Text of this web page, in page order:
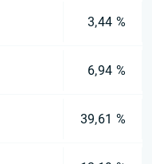
3,44 %
6,94 %
39,61 %